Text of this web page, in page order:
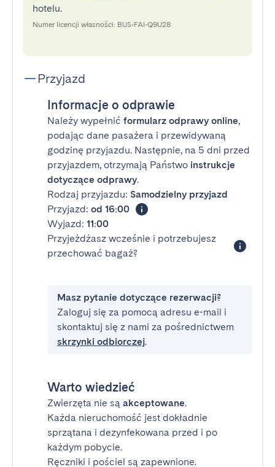
hotelu.
Numer licencji własności: BUS-FAI-Q9U28
Przyjazd
Informacje o odprawie
Należy wypełnić formularz odprawy online,
podając dane pasażera i przewidywaną
godzinę przyjazdu. Następnie, na 5 dni przed
przyjazdem, otrzymają Państwo instrukcje
dotyczące odprawy.
Rodzaj przyjazdu: Samodzielny przyjazd
Przyjazd: od 16:00
Wyjazd: 11:00
Przyjeżdżasz wcześnie i potrzebujesz
przechować bagaż?
Masz pytanie dotyczące rezerwacji?
Zaloguj się za pomocą adresu e-mail i
skontaktuj się z nami za pośrednictwem
skrzynki odbiorczej.
Warto wiedzieć
Zwierzęta nie są akceptowane.
Każda nieruchomość jest dokładnie
sprzątana i dezynfekowana przed i po
każdym pobycie.
Ręczniki i pościel są zapewnione.